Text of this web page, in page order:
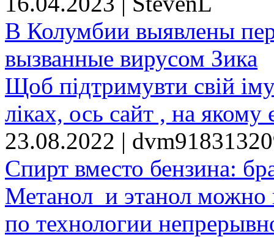
В Колумбии выявлены
вызванные вирусом Зика
Щоб підтримувти свій
ліках, ось сайт , на якому
23.08.2022 |
Спирт вместо бензина:
Метанол и этанол можно
по технологии